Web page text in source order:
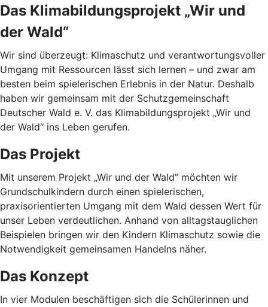
Das Klimabildungsprojekt „Wir und
der Wald“
Wir sind überzeugt: Klimaschutz und verantwortungsvoller
Umgang mit Ressourcen lässt sich lernen – und zwar am
besten beim spielerischen Erlebnis in der Natur. Deshalb
haben wir gemeinsam mit der Schutzgemeinschaft
Deutscher Wald e. V. das Klimabildungsprojekt „Wir und
der Wald“ ins Leben gerufen.
Das Projekt
Mit unserem Projekt „Wir und der Wald” möchten wir
Grundschulkindern durch einen spielerischen,
praxisorientierten Umgang mit dem Wald dessen Wert für
unser Leben verdeutlichen. Anhand von alltagstauglichen
Beispielen bringen wir den Kindern Klimaschutz sowie die
Notwendigkeit gemeinsamen Handelns näher.
Das Konzept
In vier Modulen beschäftigen sich die Schülerinnen und